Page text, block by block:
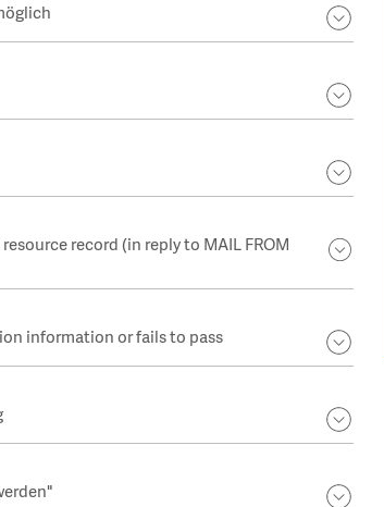
record (in reply to MAIL FROM
information or fails to pass